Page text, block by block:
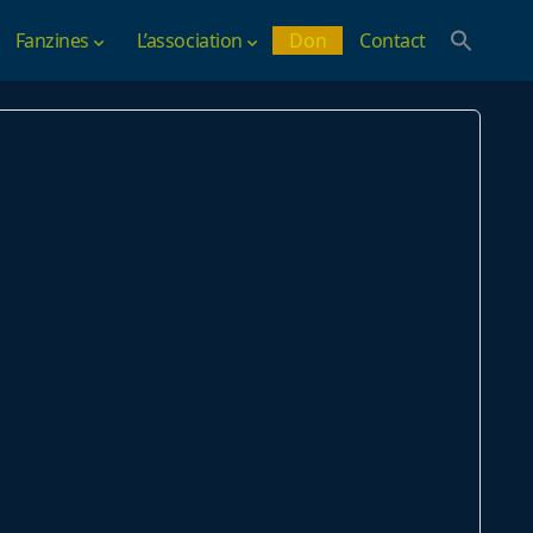
Fanzines L’association Don Contact